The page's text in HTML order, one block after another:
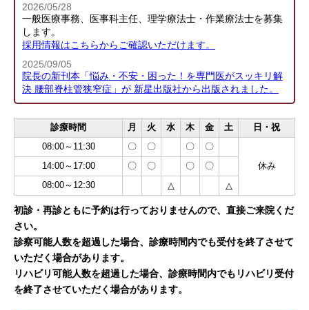
2026/05/28
一般医療事務、医事科主任、理学療法士・作業療法士を募集
します。
採用情報はこちらからご確認いただけます。
2025/09/05
院長の新刊本「悩み・不安・困った！を専門医がスッキリ解
決 腰部脊柱管狭窄症」が 新星出版社から出版されました。
診療時間 月 火 水 木 金 土
日・祝
08:00～11:30
〇 〇 〇
〇
休み
14:00～17:00 〇 〇 〇
〇
08:00～12:30
△ △
初診・再診ともに予約は行っておりませんので、直接ご来院くだ
さい。
診察可能人数を超過した場合、診療時間内でも受付を終了させて
いただく場合があります。
リハビリ可能人数を超過した場合、診療時間内でもリハビリ受付
を終了させていただく場合があります。